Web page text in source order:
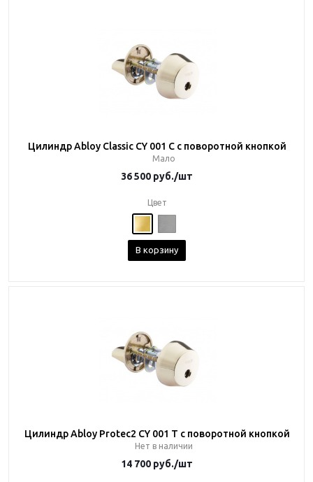
Цилиндр Abloy Classic CY 001 C с поворотной кнопкой
Мало
36 500 руб./шт
Цвет
В корзину
Цилиндр Abloy Protec2 CY 001 T с поворотной кнопкой
Нет в наличии
14 700 руб./шт